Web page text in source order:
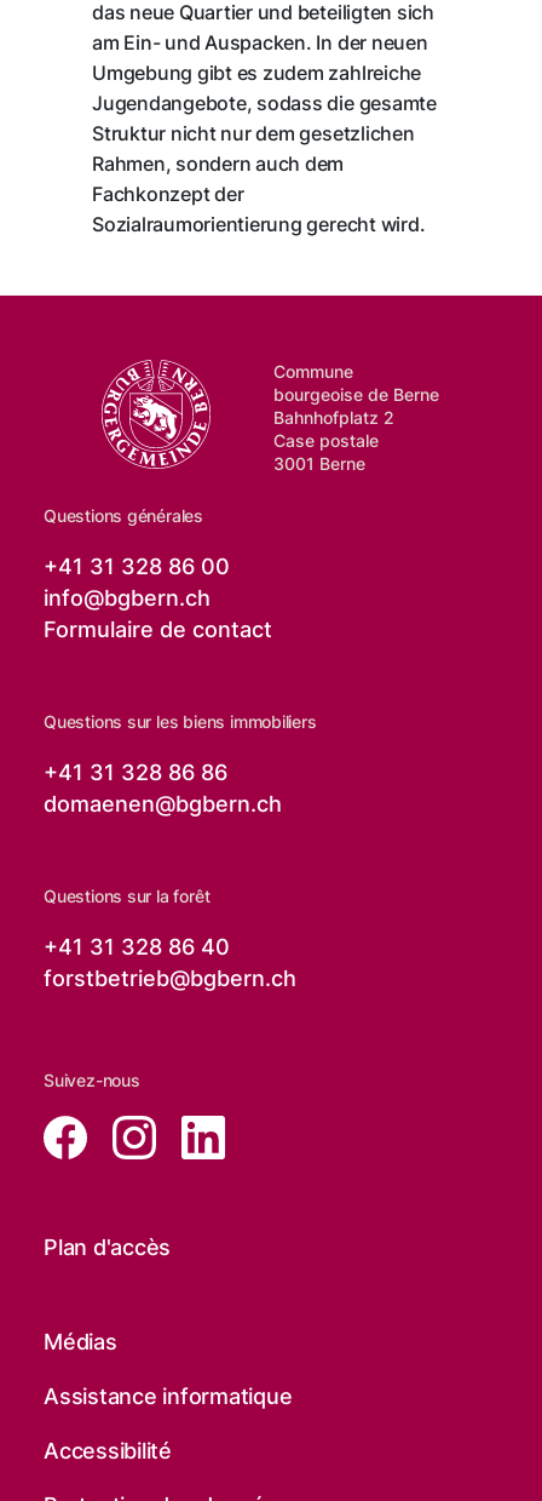
das neue Quartier und beteiligten sich
am Ein- und Auspacken. In der neuen
Umgebung gibt es zudem zahlreiche
Jugendangebote, sodass die gesamte
Struktur nicht nur dem gesetzlichen
Rahmen, sondern auch dem
Fachkonzept der
Sozialraumorientierung gerecht wird.
Commune
bourgeoise de Berne
Bahnhofplatz 2
Case postale
3001 Berne
Questions générales
+41 31 328 86 00
info@bgbern.ch
Formulaire de contact
Questions sur les biens immobiliers
+41 31 328 86 86
domaenen@bgbern.ch
Questions sur la forêt
+41 31 328 86 40
forstbetrieb@bgbern.ch
Suivez-nous
Plan d'accès
Médias
Assistance informatique
Accessibilité